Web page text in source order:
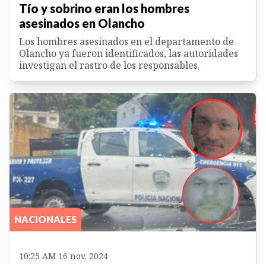
Tío y sobrino eran los hombres
asesinados en Olancho
Los hombres asesinados en el departamento de
Olancho ya fueron identificados, las autoridades
investigan el rastro de los responsables.
NACIONALES
10:25 AM 16 nov. 2024